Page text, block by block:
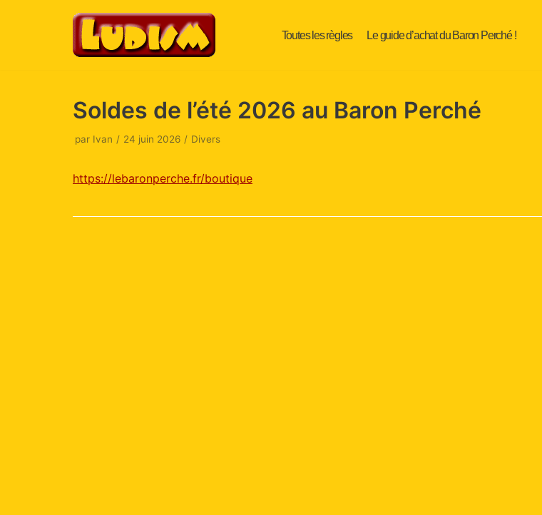
Toutes les règles Le guide d’achat du Baron Perché !
Soldes de l’été 2026 au Baron Perché
par Ivan 24 juin 2026 Divers
https://lebaronperche.fr/boutique